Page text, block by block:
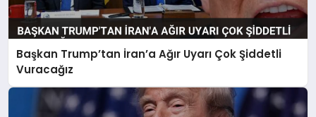
Başkan Trump’tan İran’a Ağır Uyarı Çok Şiddetli
Vuracağız